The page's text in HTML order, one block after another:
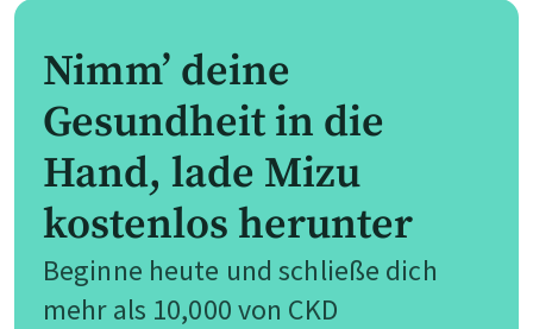
Nimm’ deine
Gesundheit in die
Hand, lade Mizu
kostenlos herunter
Beginne heute und schließe dich
mehr als 10,000 von CKD